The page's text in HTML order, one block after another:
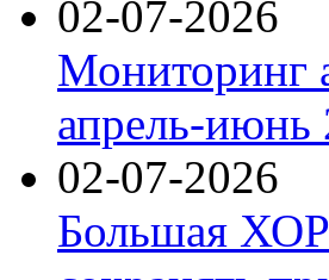
02-07-2026
Мониторинг
апрель-июнь
02-07-2026
Большая